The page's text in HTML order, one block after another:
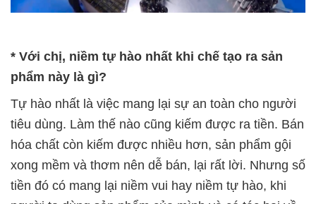
* Với chị, niềm tự hào nhất khi chế tạo ra sản
phẩm này là gì?
Tự hào nhất là việc mang lại sự an toàn cho người
tiêu dùng. Làm thế nào cũng kiếm được ra tiền. Bán
hóa chất còn kiếm được nhiều hơn, sản phẩm gội
xong mềm và thơm nên dễ bán, lại rất lời. Nhưng số
tiền đó có mang lại niềm vui hay niềm tự hào, khi